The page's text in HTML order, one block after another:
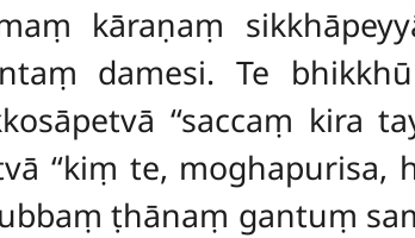
kāraṇaṃ
damesi. Te
‘‘saccaṃ kira
‘‘kiṃ te,
ṭhānaṃ gantuṃ